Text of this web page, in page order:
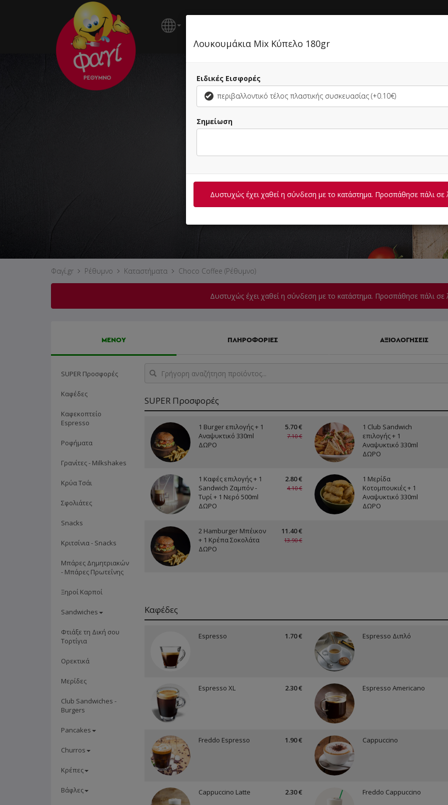
CHOCO COFFEE
Σνακ - Καφέ, Πίτσα - Ζυμαρικά, Fast Food, Κρέπα, Παγωτό - Γλυκό
2.50+
Φαγί.gr Ρέθυμνο Καταστήματα Choco Coffee (Ρέθυμνο)
Δυστυχώς έχει χαθεί η σύνδεση με το κατάστημα. Προσπάθησε πάλι σε
ΜΕΝΟΥ ΠΛΗΡΟΦΟΡΙΕΣ ΑΞΙΟΛΟΓΗΣΕΙΣ
SUPER Προσφορές
Καφέδες
Καφεκοπτείο
Espresso
Ροφήματα
Γρανίτες - Milkshakes
Κρύα Τσάι
Σφολιάτες
Snacks
Κριτσίνια - Snacks
Μπάρες Δημητριακών
- Μπάρες Πρωτεΐνης
Ξηροί Καρποί
Sandwiches
Φτιάξε τη Δική σου
Τορτίγια
Ορεκτικά
Μερίδες
Club Sandwiches -
Burgers
Pancakes
Churros
Κρέπες
Βάφλες
Γρήγορη
αναζήτηση
προϊόντος...
SUPER Προσφορές
1 Burger επιλογής + 1
Αναψυκτικό 330ml
ΔΩΡΟ
5.70 €
7.10 €
1 Club Sandwich
επιλογής + 1
Αναψυκτικό 330ml
ΔΩΡΟ
1 Καφές επιλογής + 1
Sandwich Ζαμπόν -
Τυρί + 1 Νερό 500ml
ΔΩΡΟ
2.80 €
4.10 €
1 Μερίδα
Κοτομπουκιές + 1
Αναψυκτικό 330ml
ΔΩΡΟ
2 Hamburger Μπέικον
+ 1 Κρέπα Σοκολάτα
ΔΩΡΟ
11.40 €
13.90 €
Καφέδες
Espresso 1.70 € Espresso Διπλό
Espresso XL 2.30 € Espresso Americano
Freddo Espresso 1.90 € Cappuccino
Cappuccino Latte 2.30 € Freddo Cappuccino
Λουκουμάκια Mix Κύπελο 180gr
Ειδικές Εισφορές
περιβαλλοντικό τέλος πλαστικής συσκευασίας (+0.10€)
Σημείωση
Δυστυχώς έχει χαθεί η σύνδεση με το κατάστημα. Προσπάθησε πάλι σε